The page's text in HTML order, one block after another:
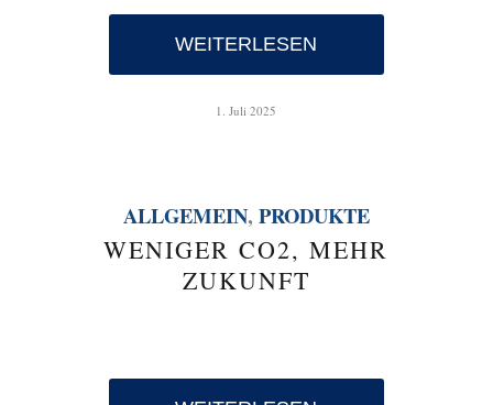
WEITERLESEN
1. Juli 2025
ALLGEMEIN, PRODUKTE
WENIGER CO2, MEHR
ZUKUNFT